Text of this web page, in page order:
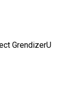
GrendizerU